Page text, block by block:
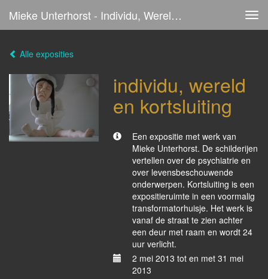
Mieke Unterhorst - Individu, Wereld En Kortsluiting
Alle exposities
individu, wereld
en kortsluiting
Een expositie met werk van
Mieke Unterhorst. De schilderijen
vertellen over de psychiatrie en
over levensbeschouwende
onderwerpen. Kortsluiting is een
expositieruimte in een voormalig
transformatorhuisje. Het werk is
vanaf de straat te zien achter
een deur met raam en wordt 24
uur verlicht.
2 mei 2013 tot en met 31 mei
2013